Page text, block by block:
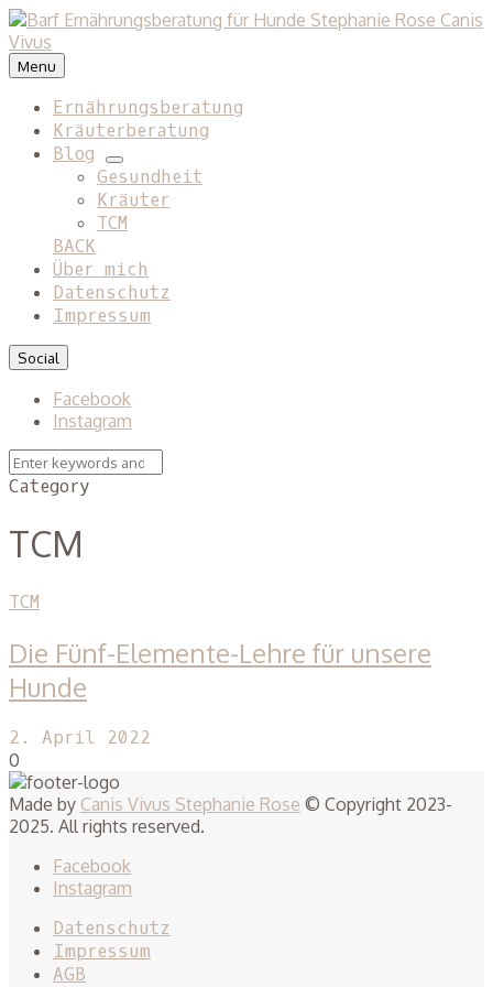
Menu
Ernährungsberatung
Kräuterberatung
Blog
expand
child
menu
Gesundheit
Kräuter
TCM
BACK
Über mich
Datenschutz
Impressum
Social
Facebook
Instagram
Search
Search
for:
Category
TCM
TCM
Die Fünf-Elemente-Lehre für unsere
Hunde
2. April 2022
0
Made by Canis Vivus Stephanie Rose © Copyright 2023-
2025. All rights reserved.
Facebook
Instagram
Datenschutz
Impressum
AGB